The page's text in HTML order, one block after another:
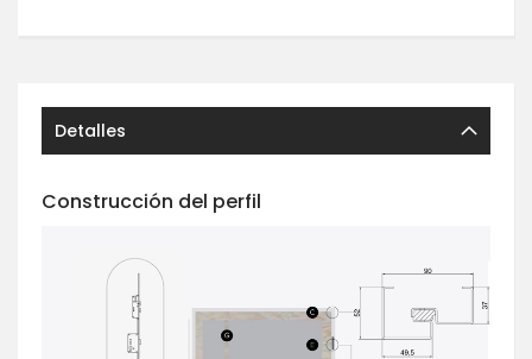
Detalles
Construcción del perfil